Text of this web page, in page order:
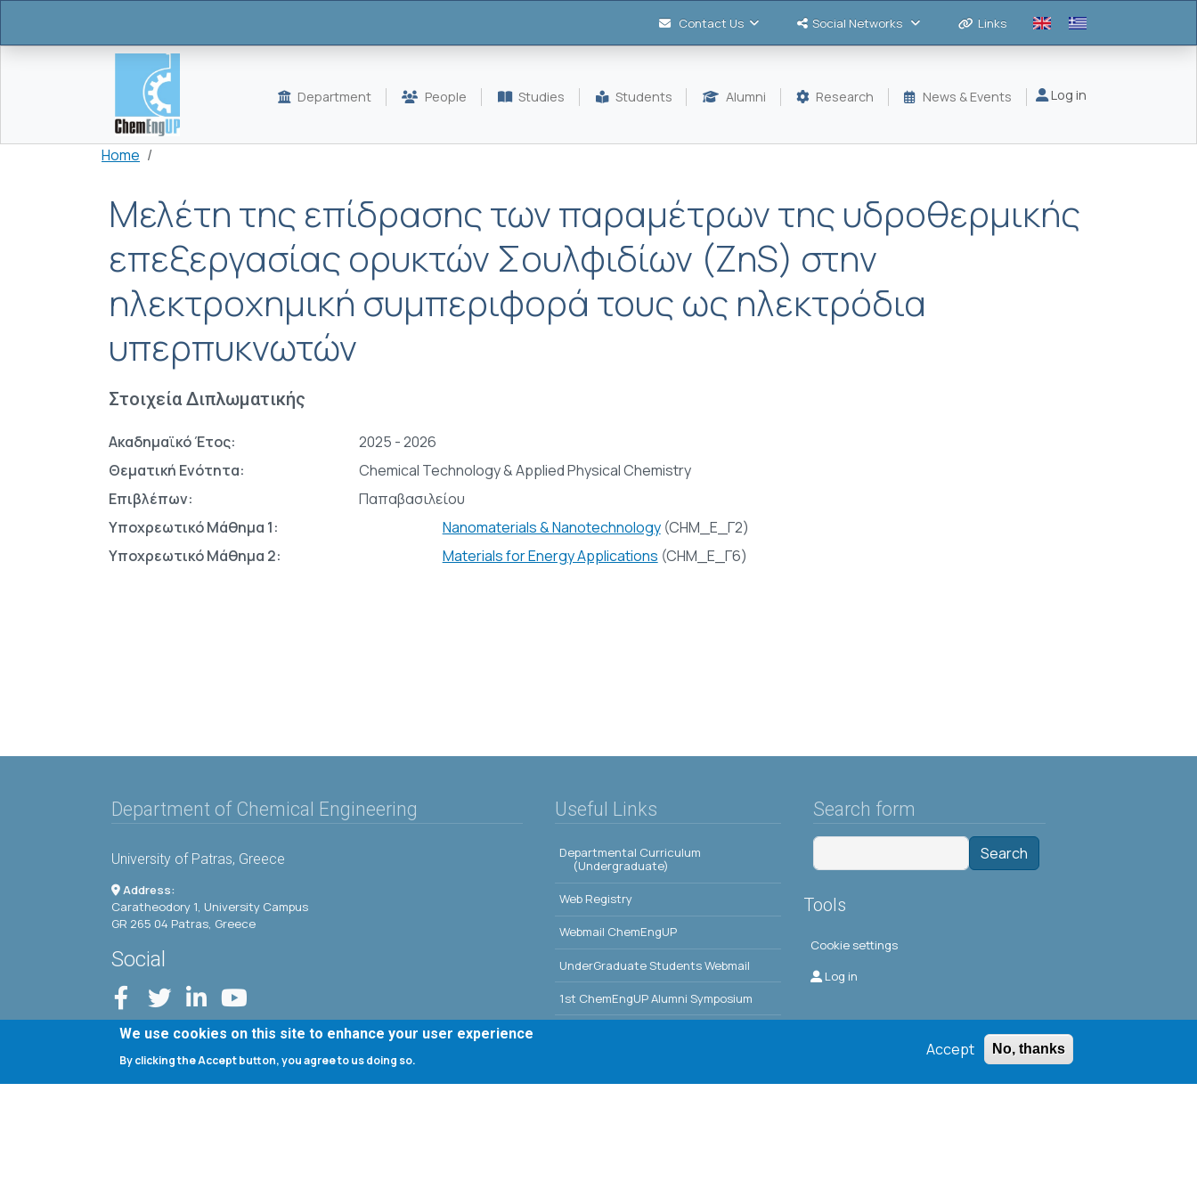
Contact Us Social Networks Links
Department People Studies Students Alumni Research News & Events Log in
Breadcrumb
Home
Μελέτη της επίδρασης των παραμέτρων της υδροθερμικής
επεξεργασίας ορυκτών Σουλφιδίων (ZnS) στην
ηλεκτροχημική συμπεριφορά τους ως ηλεκτρόδια
υπερπυκνωτών
Στοιχεία Διπλωματικής
Ακαδημαϊκό Έτος:
2025 - 2026
Θεματική Ενότητα:
Chemical Technology & Applied Physical Chemistry
Επιβλέπων:
Παπαβασιλείου
Υποχρεωτικό Μάθημα 1:
Nanomaterials & Nanotechnology(CHM_E_Γ2)
Υποχρεωτικό Μάθημα 2:
Materials for Energy Applications (CHM_E_Γ6)
Department of Chemical Engineering
University of Patras, Greece
Address:
Caratheodory 1, University Campus
GR 265 04 Patras, Greece
Social
Useful Links
Departmental Curriculum
(Undergraduate)
Web Registry
Webmail ChemEngUP
UnderGraduate Students Webmail
1st ChemEngUP Alumni Symposium
Search form
Search
Tools
Cookie settings
Μενού λογαριασμού χρήστη
Log in
We use cookies on this site to enhance your user experience
By clicking the Accept button, you agree to us doing so.
Accept No, thanks